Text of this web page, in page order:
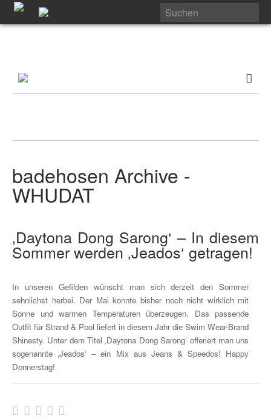
badehosen Archive -
WHUDAT
‚Daytona Dong Sarong‘ – In diesem
Sommer werden ‚Jeados‘ getragen!
In unseren Gefilden wünscht man sich derzeit den Sommer
sehnlichst herbei. Der Mai konnte bisher noch nicht wirklich mit
Sonne und warmen Temperaturen überzeugen. Das passende
Outfit für Strand & Pool liefert in diesem Jahr die Swim Wear-Brand
Shinesty. Unter dem Titel ‚Daytona Dong Sarong‘ offeriert man uns
sogenannte ‚Jeados‘ – ein Mix aus Jeans & Speedos! Happy
Donnerstag!